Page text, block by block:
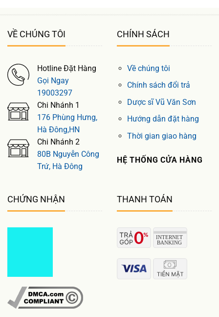
VỀ CHÚNG TÔI
Hotline Đặt Hàng
Gọi Ngay
19003297
Chi Nhánh 1
176 Phùng Hưng,
Hà Đông,HN
Chi Nhánh 2
80B Nguyễn Công
Trứ, Hà Đông
CHÍNH SÁCH
Về chúng tôi
Chính sách đổi trả
Dược sĩ Vũ Văn Sơn
Hướng dẫn đặt hàng
Thời gian giao hàng
HỆ THỐNG CỬA HÀNG
CHỨNG NHẬN THANH TOÁN